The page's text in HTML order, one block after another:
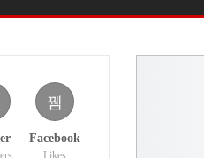
Facebook
Likes